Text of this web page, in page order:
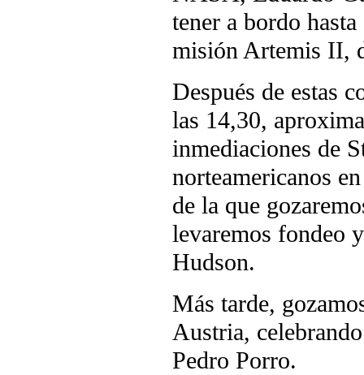
tener a bordo
misión Artemis II,
Después de estas
las 14,30,
inmediaciones de
norteamericanos
de la que
levaremos fondeo
Hudson.
Más tarde,
Austria,
Pedro Porro.